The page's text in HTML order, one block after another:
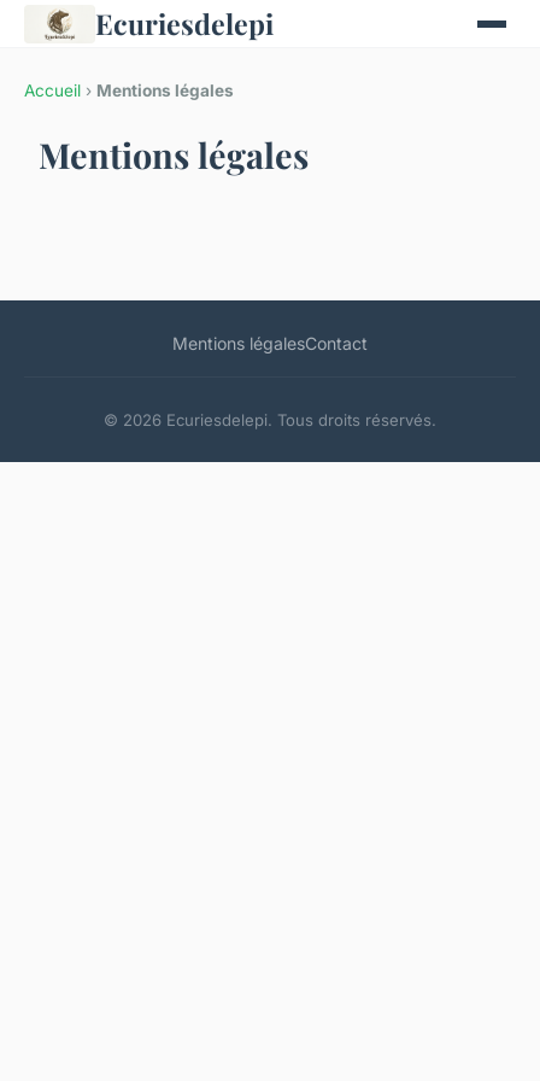
Ecuriesdelepi
Accueil › Mentions légales
Mentions légales
Mentions légalesContact
© 2026 Ecuriesdelepi. Tous droits réservés.